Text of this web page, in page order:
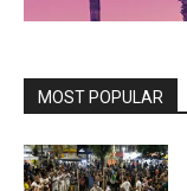
MOST POPULAR